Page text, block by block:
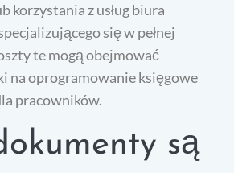
korzystania z usług biura
się w pełnej
te mogą obejmować
na oprogramowanie księgowe
pracowników.
są